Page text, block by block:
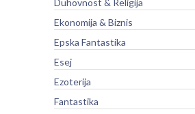
Duhovnost & Religija
Ekonomija & Biznis
Epska Fantastika
Esej
Ezoterija
Fantastika